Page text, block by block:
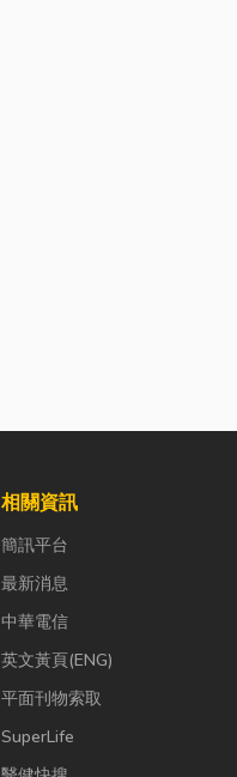
相關資訊
簡訊平台
最新消息
中華電信
英文黃頁(ENG)
平面刊物索取
SuperLife